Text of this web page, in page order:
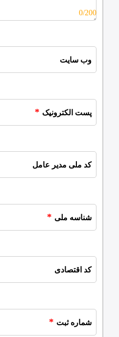
0/200
وب سایت
پست الکترونیک
کد ملی مدیر عامل
شناسه ملی
کد اقتصادی
شماره ثبت